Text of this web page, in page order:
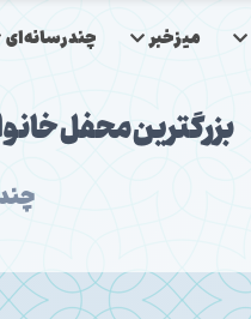
میزخبر چندرسانه‌ای
بزرگترین محفل